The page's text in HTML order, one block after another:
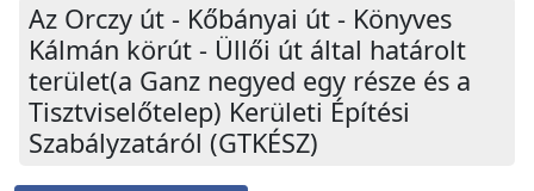
Az Orczy út - Kőbányai út - Könyves
Kálmán körút - Üllői út által határolt
terület(a Ganz negyed egy része és a
Tisztviselőtelep) Kerületi Építési
Szabályzatáról (GTKÉSZ)